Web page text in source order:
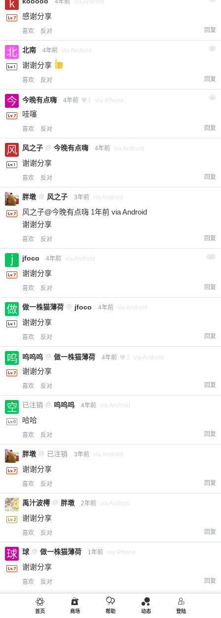
4年前 via Android
感谢分享
喜欢 反对 回复
北南 4年前 via Android
谢谢分享
喜欢 反对 回复
今晚有点嗨 4年前 1 via iPhone 9
哇噻
喜欢 反对 回复
风之子 @ 今晚有点嗨 4年前 via Android
谢谢分享
喜欢 反对 回复
胖墩 @ 风之子 3年前 via Android
风之子@今晚有点嗨 1年前 via Android
谢谢分享
喜欢 反对 回复
jfoco 4年前 via Android 10
谢谢分享
喜欢 反对 回复
做一株猫薄荷 @ jfoco 4年前 via Android
谢谢分享
喜欢 反对 回复
呜呜呜 @ 做一株猫薄荷 4年前 1 via Android
谢谢分享
喜欢 反对 回复
已注销 @ 呜呜呜 4年前 via Android
哈哈
喜欢 反对 回复
胖墩 @ 已注销 3年前 via Android
谢谢分享
喜欢 反对 回复
禹汁波樗 @ 胖墩 2年前 via Android
谢谢分享
喜欢 反对 回复
球 @ 做一株猫薄荷 1年前 via iPhone
谢谢分享
喜欢 反对 回复
胖墩 @ 3年前 via Android
谢谢分享
首页 商场 帮助 动态 登陆